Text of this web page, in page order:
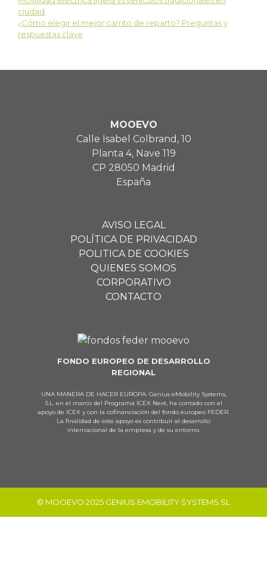
ciudad
¿Cómo elegir el mejor carrito de reparto? Preguntas y
respuestas clave
MOOEVO
Calle Isabel Colbrand, 10
Planta 4, Nave 119
CP 28050 Madrid
España
AVISO LEGAL
POLÍTICA DE PRIVACIDAD
POLITICA DE COOKIES
QUIENES SOMOS
CORPORATIVO
CONTACTO
FONDO EUROPEO DE DESARROLLO
REGIONAL
UNA MANERA DE HACER EUROPA. Genius eMobility Systems,
S.L. en el marco del Programa ICEX Next, ha contado con el
apoyo de ICEX y con la cofinanciación del fondo europeo FEDER.
La finalidad de este apoyo es contribuir al desarrollo
internacional de la empresa y de su entorno.
© MOOEVO 2025 GENIUS EMOBILITY SYSTEMS SL